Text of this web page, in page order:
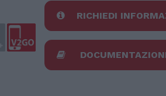
RICHIEDI